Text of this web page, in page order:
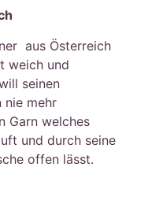
aus Österreich
weich und
seinen
nie mehr
Garn welches
und durch seine
offen lässt.